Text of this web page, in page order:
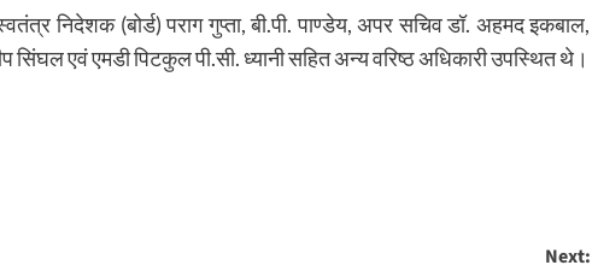
निदेशक (बोर्ड) पराग गुप्ता, बी.पी. पाण्डेय, अपर सचिव डॉ. अहमद इकबाल,
एवं एमडी पिटकुल पी.सी. ध्यानी सहित अन्य वरिष्ठ अधिकारी उपस्थित थे।
Next: